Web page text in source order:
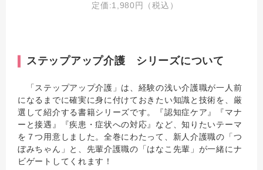
定価:1,980円（税込）
ステップアップ介護 シリーズについて
「ステップアップ介護」は、経験の浅い介護職が一人前
になるまでに確実に身に付けておきたい知識と技術を、厳
選して紹介する書籍シリーズです。『認知症ケア』『マナ
ーと接遇』『疾患・症状への対応』など、知りたいテーマ
を７つ用意しました。全巻にわたって、新人介護職の「つ
ぼみちゃん」と、先輩介護職の「はなこ先輩」が一緒にナ
ビゲートしてくれます！